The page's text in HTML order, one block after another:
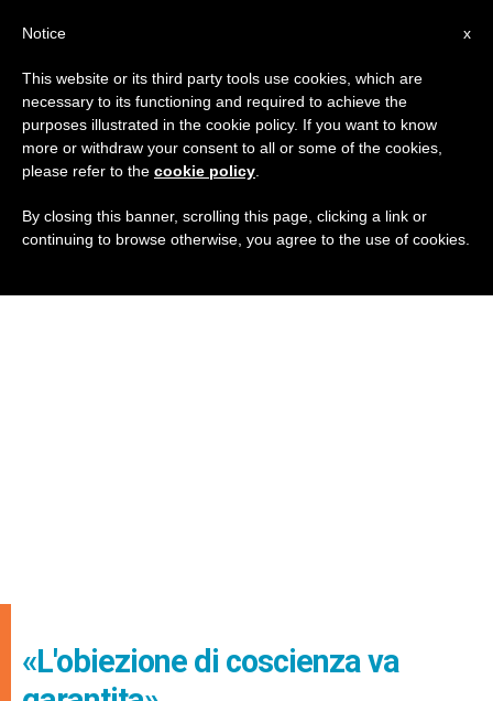
«L'obiezione di coscienza va
x
Notice
This website or its third party tools use cookies, which are
necessary to its functioning and required to achieve the
purposes illustrated in the cookie policy. If you want to know
more or withdraw your consent to all or some of the cookies,
please refer to the cookie policy
By closing this banner, scrolling this page, clicking a link or
continuing to browse otherwise, you agree to the use of cookies.